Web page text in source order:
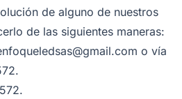
de alguno de nuestros
de las siguientes maneras:
o vía